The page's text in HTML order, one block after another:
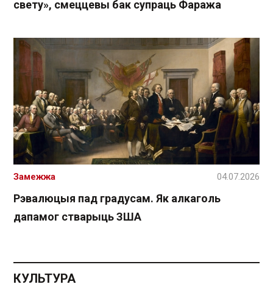
свету», смеццевы бак супраць Фаража
Рэвалюцыя пад градусам. Як алкаголь
дапамог стварыць ЗША
Замежжа 04.07.2026
КУЛЬТУРА